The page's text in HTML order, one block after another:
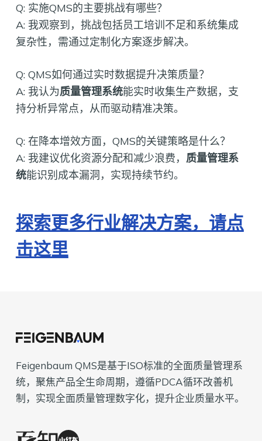
Q: 实施QMS的主要挑战有哪些？
A: 我观察到，挑战包括员工培训不足和系统集成
复杂性，需通过定制化方案逐步解决。
Q: QMS如何通过实时数据提升决策质量？
A: 我认为质量管理系统能实时收集生产数据，支
持分析异常点，从而驱动精准决策。
Q: 在降本增效方面，QMS的关键策略是什么？
A: 我建议优化资源分配和减少浪费， 质量管理系
统能识别成本漏洞，实现持续节约。
探索更多行业解决方案，请点
击这里
Feigenbaum QMS是基于ISO标准的全面质量管理系
统，聚焦产品全生命周期，遵循PDCA循环改善机
制，实现全面质量管理数字化，提升企业质量水平。